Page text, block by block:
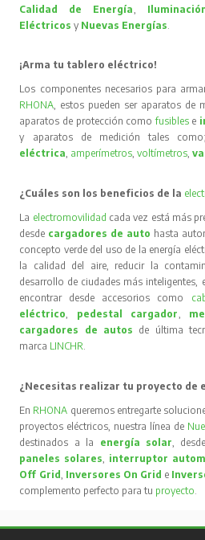
Calidad de Energía
Eléctricos y Nuevas Energías
¡Arma tu tablero eléctrico!
Los componentes necesarios para
RHONA , estos pueden ser aparatos de
aparatos de protección comofusibles e
y aparatos de medición tales
eléctrica amperímetros ,voltímetros ,
¿Cuáles son los beneficios de la
La electromovilidad cada vez está más
desde cargadores de auto hasta
concepto verde del uso de la energía
la calidad del aire, reducir la
desarrollo de ciudades más inteligentes,
encontrar desde accesorios como
eléctrico
pedestal cargador
cargadores de autos de última
marca LINCHR
¿Necesitas realizar tu proyecto de
En RHONA queremos entregarte
proyectos eléctricos, nuestra línea de
destinados a la energía solar ,
paneles solares
interruptor
Off Grid Inversores On Grid e
complemento perfecto para tu proyecto